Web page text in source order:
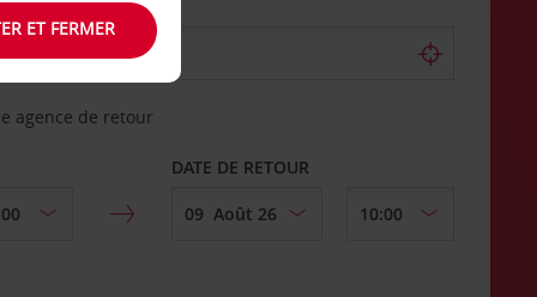
agence de retour
DATE DE RETOUR
ET FERMER